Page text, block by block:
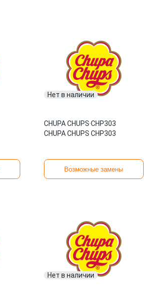
Нет в наличии
CHUPA CHUPS·CHP303
CHUPA CHUPS CHP303
Возможные замены
Нет в наличии